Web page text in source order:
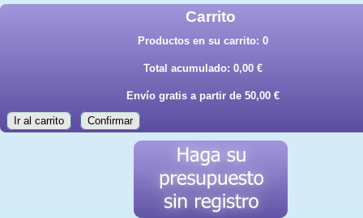
Carrito
Productos en su carrito: 0
Total acumulado: 0,00 €
Envío gratis a partir de 50,00 €
Ir al carrito Confirmar